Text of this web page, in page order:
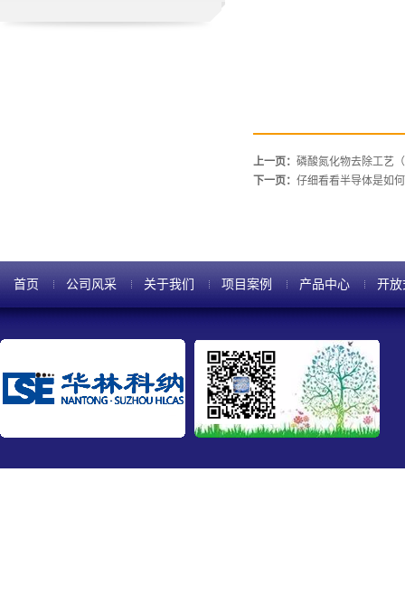
上一页： 磷酸氮化物去除工艺
下一页： 仔细看看半导体是如
首页 公司风采 关于我们 项目案例 产品中心 开放